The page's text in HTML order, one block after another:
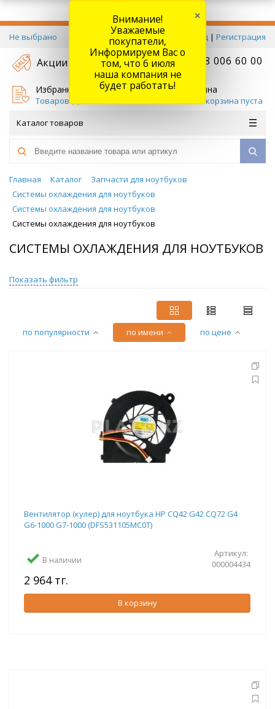
Не выбрано Вход | Регистрация
Акции +7 778 006 60 00
Избранное
Товаров (
Корзина
Ваша корзина пуста
Каталог товаров
Главная Каталог
Запчасти для ноутбуков
Системы охлаждения для ноутбуков
Системы охлаждения для ноутбуков
Системы охлаждения для ноутбуков
СИСТЕМЫ ОХЛАЖДЕНИЯ ДЛЯ НОУТБУКОВ
Показать фильтр
по популярности по имени по цене
Вентилятор (кулер) для ноутбука HP CQ42 G42 CQ72 G4
G6-1000 G7-1000 (DFS531105MC0T)
В наличии
Артикул:
000004434
2 964 тг.
В корзину
Внимание!
Уважаемые
покупатели,
Информируем Вас о
том, что 6 июля
наша компания не
будет работать!
×